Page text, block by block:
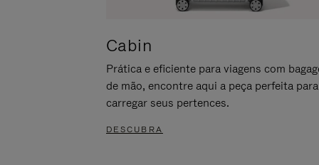
Cabin
Prática e eficiente para viagens com
de mão, encontre aqui a peça perfeita para
carregar seus pertences.
DESCUBRA